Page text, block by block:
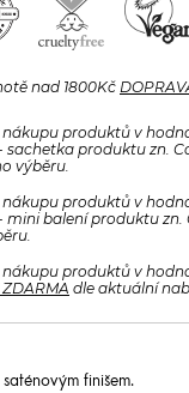
nad 1800Kč
produktů v
sachetka produktu zn.
výběru.
nákupu produktů v
mini balení produktu zn.
nákupu produktů v
dle aktuální
finišem.